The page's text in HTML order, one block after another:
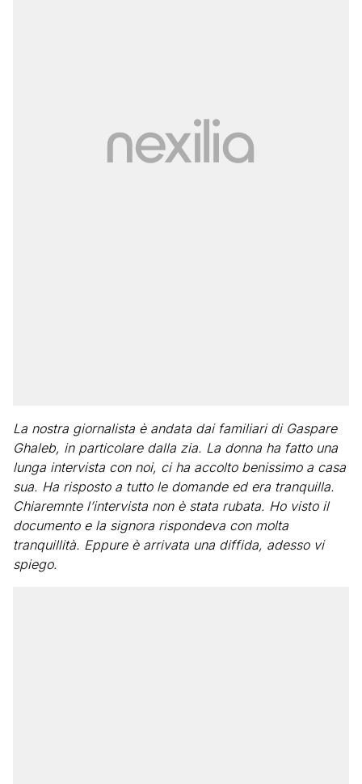
La nostra giornalista è andata dai familiari di Gaspare
Ghaleb, in particolare dalla zia. La donna ha fatto una
lunga intervista con noi, ci ha accolto benissimo a casa
sua. Ha risposto a tutto le domande ed era tranquilla.
Chiaremnte l’intervista non è stata rubata. Ho visto il
documento e la signora rispondeva con molta
tranquillità. Eppure è arrivata una diffida, adesso vi
spiego.